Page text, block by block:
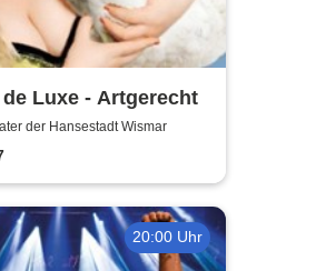
de Luxe - Artgerecht
der Hansestadt Wismar
20:00 Uhr